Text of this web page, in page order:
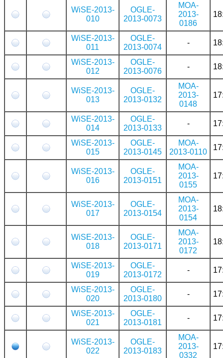
WiSE-2013-
010
OGLE-
2013-0073
MOA-
2013-
0186
WiSE-2013-
011
OGLE-
2013-0074
-
WiSE-2013-
012
OGLE-
2013-0076
-
WiSE-2013-
013
OGLE-
2013-0132
MOA-
2013-
0148
WiSE-2013-
014
OGLE-
2013-0133
-
WiSE-2013-
015
OGLE-
2013-0145
MOA-
2013-0110
WiSE-2013-
016
OGLE-
2013-0151
MOA-
2013-
0155
WiSE-2013-
017
OGLE-
2013-0154
MOA-
2013-
0154
WiSE-2013-
018
OGLE-
2013-0171
MOA-
2013-
0172
WiSE-2013-
019
OGLE-
2013-0172
-
WiSE-2013-
020
OGLE-
2013-0180
-
WiSE-2013-
021
OGLE-
2013-0181
-
WiSE-2013-
022
OGLE-
2013-0183
MOA-
2013-
0332